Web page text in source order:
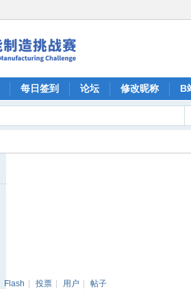
每日签到 论坛 修改昵称 B
Flash 投票 用户 帖子